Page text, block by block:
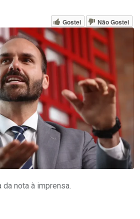
Email
Gostei Não Gostei
nota à imprensa.